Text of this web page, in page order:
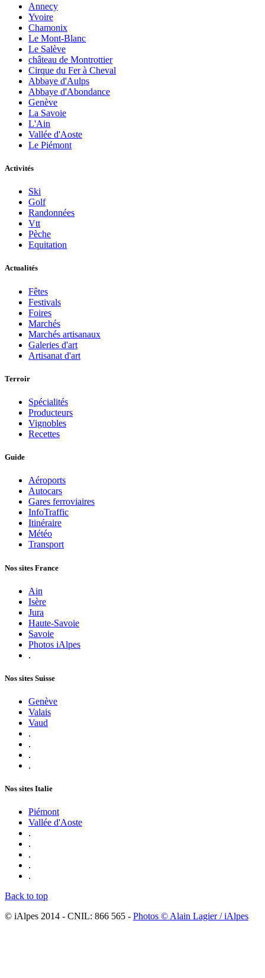
Annecy
Yvoire
Chamonix
Le Mont-Blanc
Le Salève
château de Montrottier
Cirque du Fer à Cheval
Abbaye d'Aulps
Abbaye d'Abondance
Genève
La Savoie
L'Ain
Vallée d'Aoste
Le Piémont
Activités
Ski
Golf
Randonnées
Vtt
Pèche
Equitation
Actualités
Fêtes
Festivals
Foires
Marchés
Marchés artisanaux
Galeries d'art
Artisanat d'art
Terroir
Spécialités
Producteurs
Vignobles
Recettes
Guide
Aéroports
Autocars
Gares ferroviaires
InfoTraffic
Itinéraire
Météo
Transport
Nos sites France
Ain
Isère
Jura
Haute-Savoie
Savoie
Photos iAlpes
.
Nos sites Suisse
Genève
Valais
Vaud
.
.
.
.
Nos sites Italie
Piémont
Vallée d'Aoste
.
.
.
.
.
Back to top
© iAlpes 2014 - CNIL: 866 565 - Photos © Alain Lagier / iAlpes